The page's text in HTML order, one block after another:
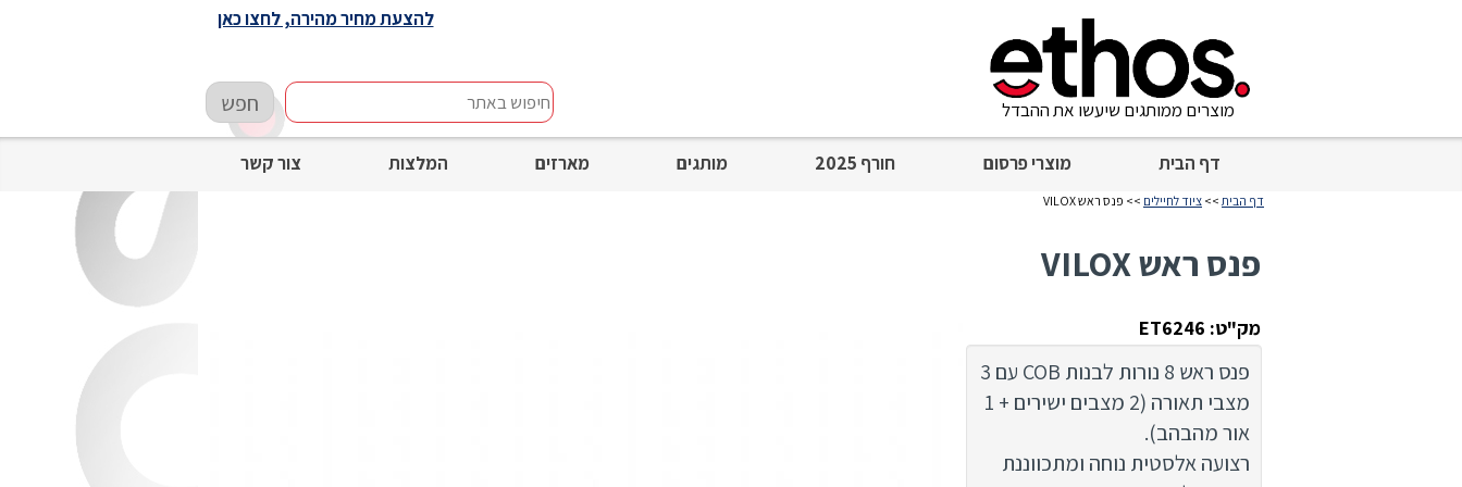
דף הבית מוצרי פרסום חורף 2025 מותגים מארזים המלצות צור קשר
חיפוש
באתר
חפש מוצרים ממותגים שיעשו את ההבדל
להצעת מחיר מהירה, לחצו כאן
דף הבית >> ציוד לחיילים >> פנס ראש VILOX
פנס ראש VILOX
מק"ט: ET6246
פנס ראש 8 נורות לבנות COB עם 3
מצבי תאורה (2 מצבים ישירים + 1
אור מהבהב).
רצועה אלסטית נוחה ומתכווננת